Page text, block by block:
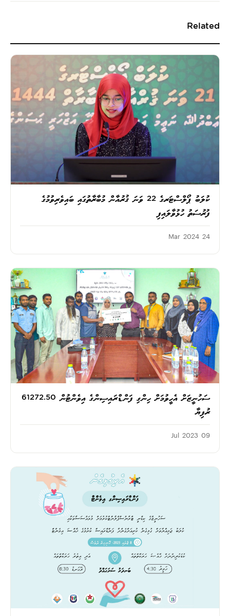
Related
ކުލަބު ޕޯލްސްޓަރގެ 22 ވަނަ ޤުރުއާން މުބާރާތުގައި ބައިވެރިވުމުގެ
ފުރުސަތު ހުޅުވާލައިފި
24 Mar 2024
ސަހުނީޒަށް އެހީވުމަށް ހިންގި ފަންޑްރައިސިންގެ އިވެންޓުން 61272.50
ރުފިޔާ
09 Jul 2023